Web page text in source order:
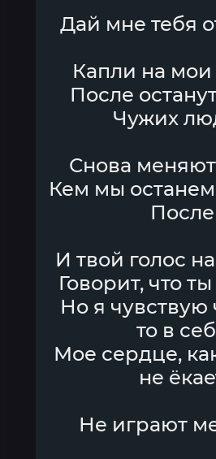
Дай мне тебя
Капли на
После
Чужих
Снова
Кем мы
После
И твой голос
Говорит, что
Но я чувствую
то в
Мое сердце,
не
Не играют